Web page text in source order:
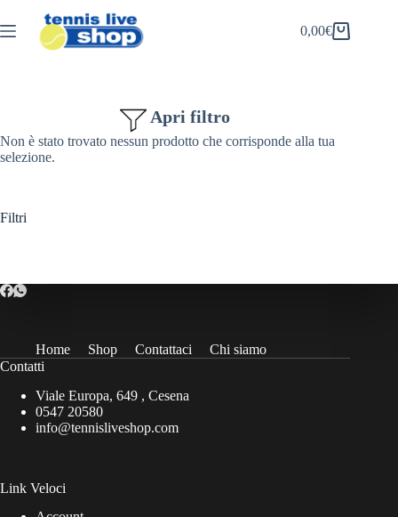
al
contenuto
Carrello
0,00€
Apri filtro
Non è stato trovato nessun prodotto che corrisponde alla tua
selezione.
Filtri
Home Shop Contattaci
Chi siamo
Contatti
Viale Europa, 649 , Cesena
0547 20580
info@tennisliveshop.com
Link Veloci